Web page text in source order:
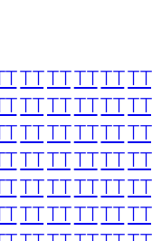
TTTTTTTTTT
TTTTTTTTTT
TTTTTTTTTT
TTTTTTTTTT
TTTTTTTTTT
TTTTTTTTTT